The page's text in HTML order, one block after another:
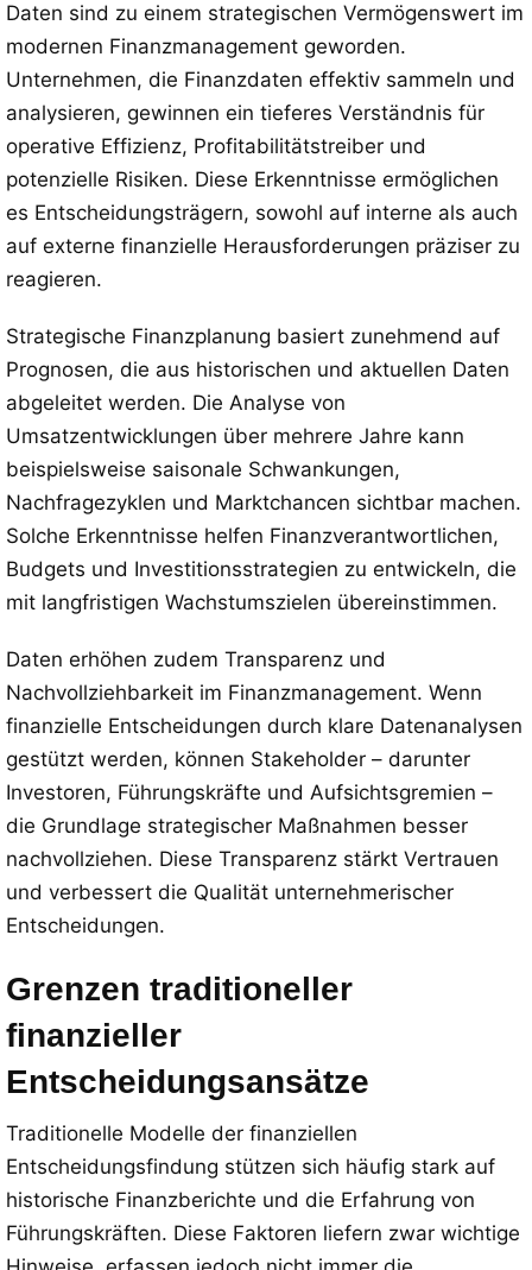
Daten sind zu einem strategischen Vermögenswert im
modernen Finanzmanagement geworden.
Unternehmen, die Finanzdaten effektiv sammeln und
analysieren, gewinnen ein tieferes Verständnis für
operative Effizienz, Profitabilitätstreiber und
potenzielle Risiken. Diese Erkenntnisse ermöglichen
es Entscheidungsträgern, sowohl auf interne als auch
auf externe finanzielle Herausforderungen präziser zu
reagieren.
Strategische Finanzplanung basiert zunehmend auf
Prognosen, die aus historischen und aktuellen Daten
abgeleitet werden. Die Analyse von
Umsatzentwicklungen über mehrere Jahre kann
beispielsweise saisonale Schwankungen,
Nachfragezyklen und Marktchancen sichtbar machen.
Solche Erkenntnisse helfen Finanzverantwortlichen,
Budgets und Investitionsstrategien zu entwickeln, die
mit langfristigen Wachstumszielen übereinstimmen.
Daten erhöhen zudem Transparenz und
Nachvollziehbarkeit im Finanzmanagement. Wenn
finanzielle Entscheidungen durch klare Datenanalysen
gestützt werden, können Stakeholder – darunter
Investoren, Führungskräfte und Aufsichtsgremien –
die Grundlage strategischer Maßnahmen besser
nachvollziehen. Diese Transparenz stärkt Vertrauen
und verbessert die Qualität unternehmerischer
Entscheidungen.
Grenzen traditioneller
finanzieller
Entscheidungsansätze
Traditionelle Modelle der finanziellen
Entscheidungsfindung stützen sich häufig stark auf
historische Finanzberichte und die Erfahrung von
Führungskräften. Diese Faktoren liefern zwar wichtige